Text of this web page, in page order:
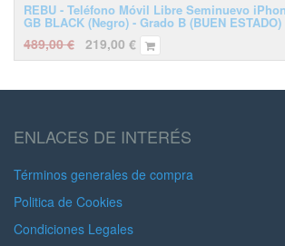
REBU - Teléfono Móvil Libre Seminuevo
GB BLACK (Negro) - Grado B (BUEN ESTADO)
489,00€ 219,00 €
ENLACES DE INTERÉS
Términos generales de compra
Politica de Cookies
Condiciones Legales